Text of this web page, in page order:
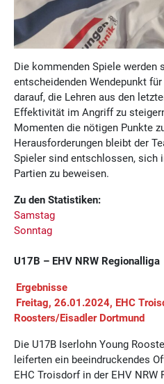
Die kommenden Spiele werden
entscheidenden Wendepunkt
darauf, die Lehren aus den
Effektivität im Angriff zu
Momenten die nötigen Punkte
Herausforderungen bleibt der
Spieler sind entschlossen, sich
Partien zu beweisen.
Zu den Statistiken:
Samstag
Sonntag
U17B – EHV NRW Regionalliga
Ergebnisse
Freitag, 26.01.2024, EHC
Roosters/Eisadler Dortmund
Die U17B Iserlohn Young
leiferten ein beeindruckendes
EHC Troisdorf in der EHV NRW